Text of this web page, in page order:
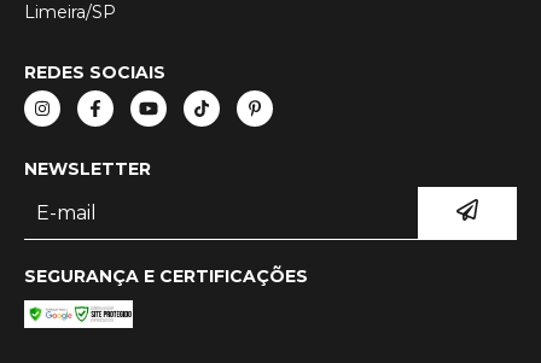
Limeira/SP
REDES SOCIAIS
NEWSLETTER
SEGURANÇA E CERTIFICAÇÕES